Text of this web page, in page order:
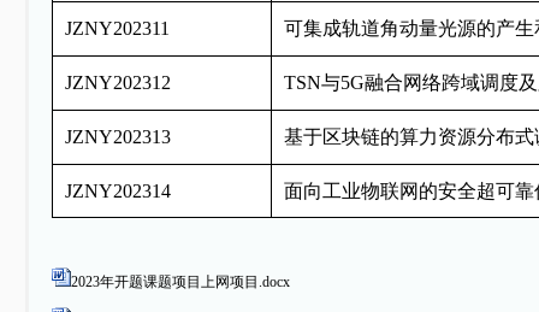
JZNY202311 可集成轨道角动量光源的产
JZNY202312 TSN与5G融合网络跨域调度
JZNY202313 基于区块链的算力资源分布
JZNY202314 面向工业物联网的安全超可
2023年开题课题项目上网项目.docx